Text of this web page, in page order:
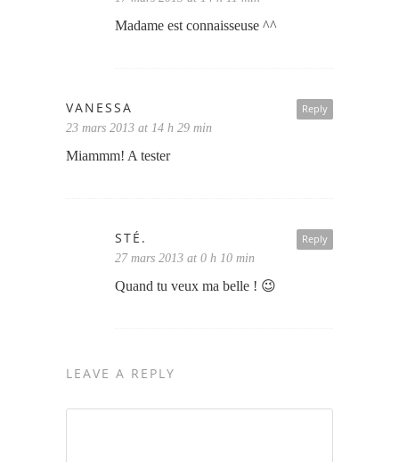
Madame est connaisseuse ^^
Reply
VANESSA
23 mars 2013 at 14 h 29 min
Miammm! A tester
Reply
STÉ.
27 mars 2013 at 0 h 10 min
Quand tu veux ma belle ! 😉
LEAVE A REPLY